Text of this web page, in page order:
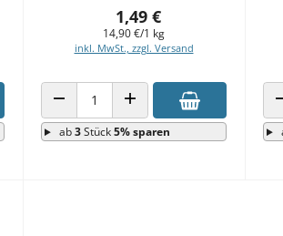
1,49 €
14,90 €/1 kg
inkl. MwSt., zzgl. Versand
ANZAHL VERRINGERNANZAHL ERHÖHEN
ab3Stück5% sparen